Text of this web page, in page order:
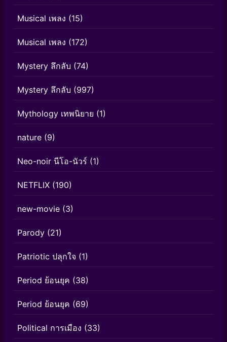
Musical เพลง (15)
Musical เพลง (172)
Mystery ลึกลับ (74)
Mystery ลึกลับ (997)
Mythology เทพนิยาย (1)
nature (9)
Neo-noir นีโอ-นัวร์ (1)
NETFLIX (190)
new-movie (3)
Parody (21)
Patriotic ปลุกใจ (1)
Period ย้อนยุค (38)
Period ย้อนยุค (69)
Political การเมือง (33)